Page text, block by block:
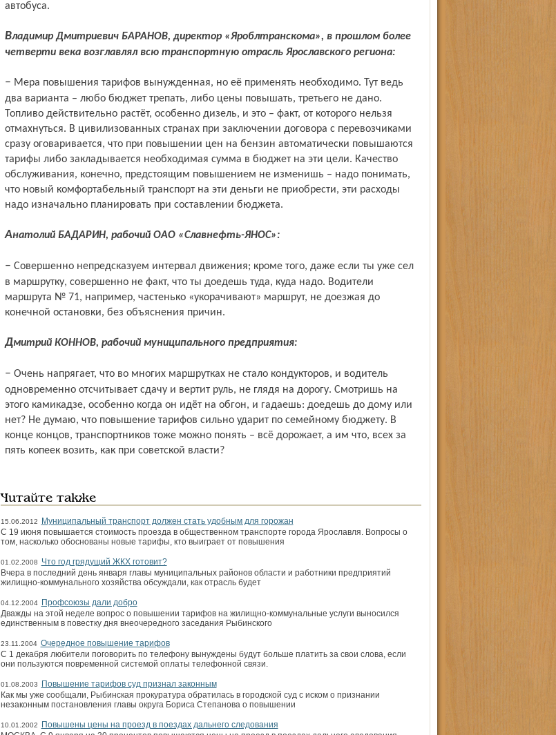
автобуса.
Владимир Дмитриевич БАРАНОВ, директор «Яроблтранскома», в прошлом более
четверти века возглавлял всю транспортную отрасль Ярославского региона:
– Мера повышения тарифов вынужденная, но её применять необходимо. Тут ведь
два варианта – любо бюджет трепать, либо цены повышать, третьего не дано.
Топливо действительно растёт, особенно дизель, и это – факт, от которого нельзя
отмахнуться. В цивилизованных странах при заключении договора с перевозчиками
сразу оговаривается, что при повышении цен на бензин автоматически повышаются
тарифы либо закладывается необходимая сумма в бюджет на эти цели. Качество
обслуживания, конечно, предстоящим повышением не изменишь – надо понимать,
что новый комфортабельный транспорт на эти деньги не приобрести, эти расходы
надо изначально планировать при составлении бюджета.
Анатолий БАДАРИН, рабочий ОАО «Славнефть-ЯНОС»:
– Совершенно непредсказуем интервал движения; кроме того, даже если ты уже сел
в маршрутку, совершенно не факт, что ты доедешь туда, куда надо. Водители
маршрута № 71, например, частенько «укорачивают» маршрут, не доезжая до
конечной остановки, без объяснения причин.
Дмитрий КОННОВ, рабочий муниципального предприятия:
– Очень напрягает, что во многих маршрутках не стало кондукторов, и водитель
одновременно отсчитывает сдачу и вертит руль, не глядя на дорогу. Смотришь на
этого камикадзе, особенно когда он идёт на обгон, и гадаешь: доедешь до дому или
нет? Не думаю, что повышение тарифов сильно ударит по семейному бюджету. В
конце концов, транспортников тоже можно понять – всё дорожает, а им что, всех за
пять копеек возить, как при советской власти?
Читайте также
15.06.2012
Муниципальный транспорт должен стать удобным для горожан
С 19 июня повышается стоимость проезда в общественном транспорте города Ярославля. Вопросы о
том, насколько обоснованы новые тарифы, кто выиграет от повышения
01.02.2008
Что год грядущий ЖКХ готовит?
Вчера в последний день января главы муниципальных районов области и работники предприятий
жилищно-коммунального хозяйства обсуждали, как отрасль будет
04.12.2004
Профсоюзы дали добро
Дважды на этой неделе вопрос о повышении тарифов на жилищно-коммунальные услуги выносился
единственным в повестку дня внеочередного заседания Рыбинского
23.11.2004 Очередное повышение тарифов
С 1 декабря любители поговорить по телефону вынуждены будут больше платить за свои слова, если
они пользуются повременной системой оплаты телефонной связи.
01.08.2003
Повышение тарифов суд признал законным
Как мы уже сообщали, Рыбинская прокуратура обратилась в городской суд с иском о признании
незаконным постановления главы округа Бориса Степанова о повышении
10.01.2002
Повышены цены на проезд в поездах дальнего следования